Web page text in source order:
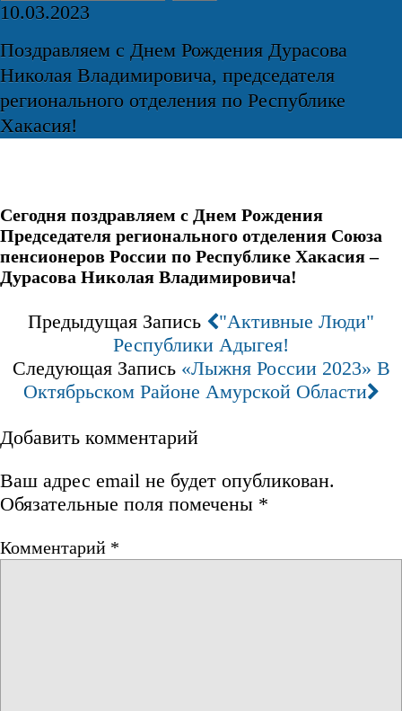
10.03.2023
Поздравляем с Днем Рождения Дурасова
Николая Владимировича, председателя
регионального отделения по Республике
Хакасия!
Сегодня поздравляем с Днем Рождения
Председателя регионального отделения Союза
пенсионеров России по Республике Хакасия –
Дурасова Николая Владимировича!
Предыдущая Запись
"Активные Люди"
Республики Адыгея!
Следующая Запись «Лыжня России 2023» В
Октябрьском Районе Амурской Области
Добавить комментарий
Ваш адрес email не будет опубликован.
Обязательные поля помечены *
Комментарий *